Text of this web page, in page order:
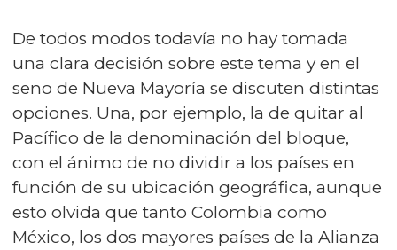
De todos modos todavía no hay tomada
una clara decisión sobre este tema y en el
seno de Nueva Mayoría se discuten distintas
opciones. Una, por ejemplo, la de quitar al
Pacífico de la denominación del bloque,
con el ánimo de no dividir a los países en
función de su ubicación geográfica, aunque
esto olvida que tanto Colombia como
México, los dos mayores países de la Alianza